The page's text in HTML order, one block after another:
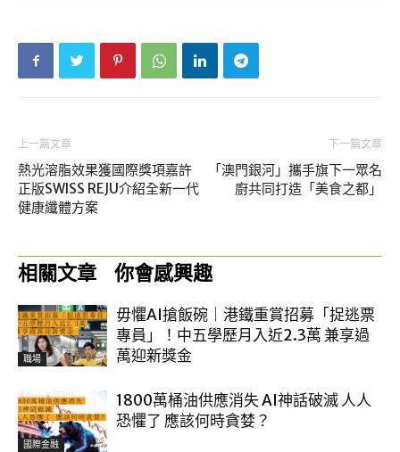
上一篇文章
熱光溶脂效果獲國際獎項嘉許
正版SWISS REJU介紹全新一代
健康纖體方案
下一篇文章
「澳門銀河」攜手旗下一眾名
廚共同打造「美食之都」
相關文章 你會感興趣
職場
毋懼AI搶飯碗｜港鐵重賞招募「捉逃票
專員」！中五學歷月入近2.3萬 兼享過
萬迎新獎金
國際金融
1800萬桶油供應消失 AI神話破滅 人人
恐懼了 應該何時貪婪？